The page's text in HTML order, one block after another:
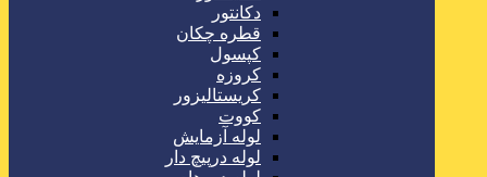
دکانتور
قطره چکان
کپسول
کروزه
کریستالیزور
کووت
لوله آزمایش
لوله درپیچ دار